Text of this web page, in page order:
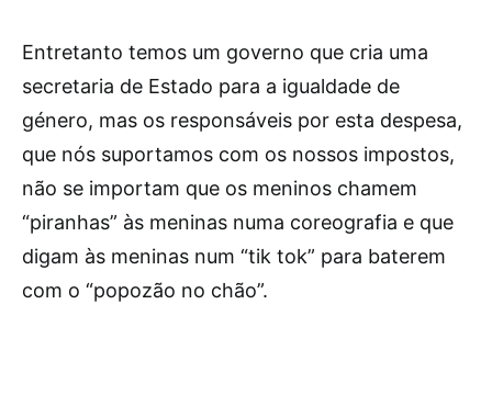
Entretanto temos um governo que cria uma
secretaria de Estado para a igualdade de
género, mas os responsáveis por esta despesa,
que nós suportamos com os nossos impostos,
não se importam que os meninos chamem
“piranhas” às meninas numa coreografia e que
digam às meninas num “tik tok” para baterem
com o “popozão no chão”.